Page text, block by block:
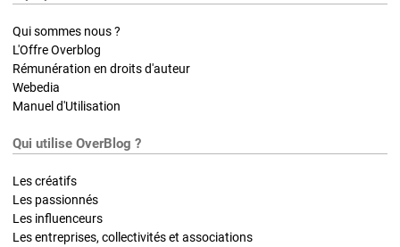
Qui sommes nous ?
L'Offre Overblog
Rémunération en droits d'auteur
Webedia
Manuel d'Utilisation
Qui utilise OverBlog ?
Les créatifs
Les passionnés
Les influenceurs
Les entreprises, collectivités et associations